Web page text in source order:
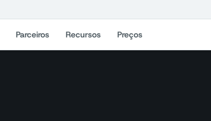
Parceiros Recursos Preços